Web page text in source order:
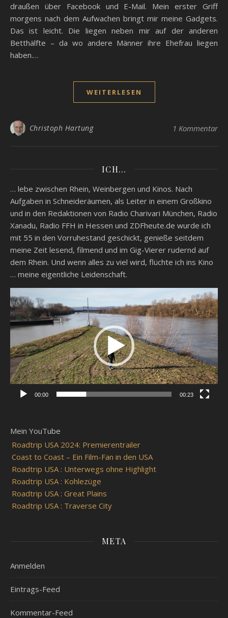
draußen über Facebook und E-Mail. Mein erster Griff
morgens nach dem Aufwachen bringt mir meine Gadgets.
Das ist leicht. Die liegen neben mir auf der anderen
Betthälfte – da wo andere Männer ihre Ehefrau liegen
haben.…
WEITERLESEN
Christoph Hartung 1 Kommentar
ICH…
… lebe zwischen Rhein, Weinbergen und Kinos. Nach
Aufgaben in Schneideräumen, als Leiter in einem Großkino
und in den Redaktionen von Radio Charivari München, Radio
Xanadu, Radio FFH in Hessen und ZDFheute.de wurde ich
mit 55 in den Vorruhestand geschickt, genieße seitdem
meine Zeit lesend, filmend und im Gig-Vierer rudernd auf
dem Rhein. Und wenn alles zu viel wird, flüchte ich ins Kino
… meine eigentliche Leidenschaft.
Player
00:00 00:23
Mein YouTube
Roadtrip USA 2024: Premierentrailer
Coast to Coast – Ein Film-Fan in den USA
Roadtrip USA : Unterwegs ohne Highlight
Roadtrip USA : Kohlezüge
Roadtrip USA : Great Plains
Roadtrip USA : Traverse City
META
Anmelden
Eintrags-Feed
Kommentar-Feed